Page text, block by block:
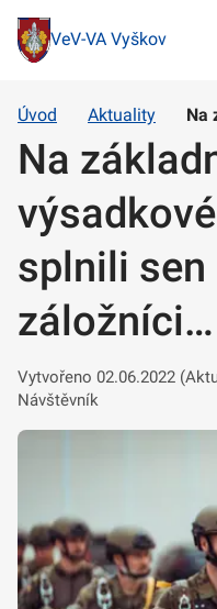
VeV-VA Vyškov
Úvod Aktuality Na
Na
splnili sen
záložníci…
Vytvořeno 02.06.2022
Návštěvník